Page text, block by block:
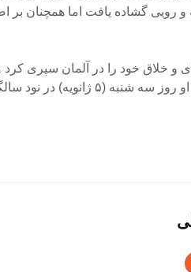
و رویی گشاده یافت اما همچنان بر
و خلاق خود را در آلمان سپری کرد
سالگی زندگی را بدرود گفت.